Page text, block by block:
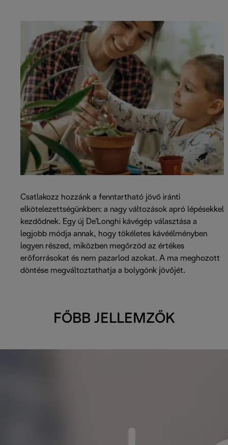
Csatlakozz hozzánk a fenntartható jövő iránti
elkötelezettségünkben: a nagy változások apró lépésekkel
kezdődnek. Egy új De'Longhi kávégép választása a
legjobb módja annak, hogy tökéletes kávéélményben
legyen részed, miközben megőrzöd az értékes
erőforrásokat és nem pazarlod azokat. A ma meghozott
döntése megváltoztathatja a bolygónk jövőjét.
FŐBB JELLEMZŐK